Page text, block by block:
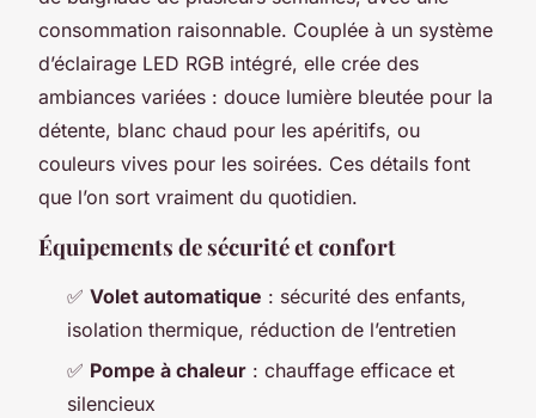
consommation raisonnable. Couplée à un système
d’éclairage LED RGB intégré, elle crée des
ambiances variées : douce lumière bleutée pour la
détente, blanc chaud pour les apéritifs, ou
couleurs vives pour les soirées. Ces détails font
que l’on sort vraiment du quotidien.
Équipements de sécurité et confort
✅ Volet automatique : sécurité des enfants,
isolation thermique, réduction de l’entretien
✅ Pompe à chaleur : chauffage efficace et
silencieux